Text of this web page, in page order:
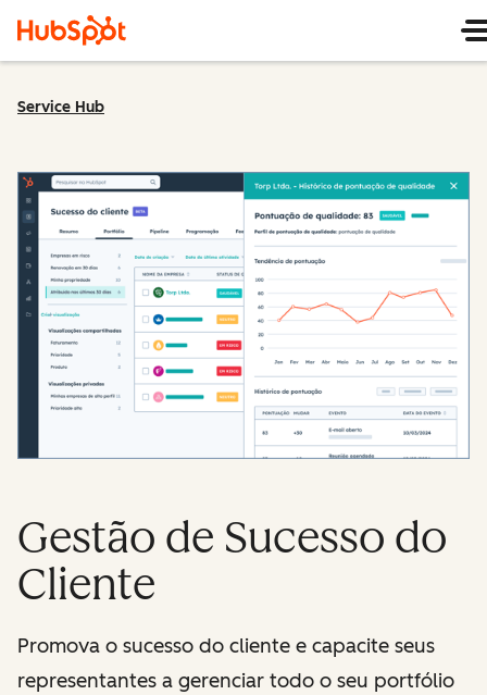
Service Hub
Gestão de Sucesso do
Cliente
Promova o sucesso do cliente e capacite seus
representantes a gerenciar todo o seu portfólio